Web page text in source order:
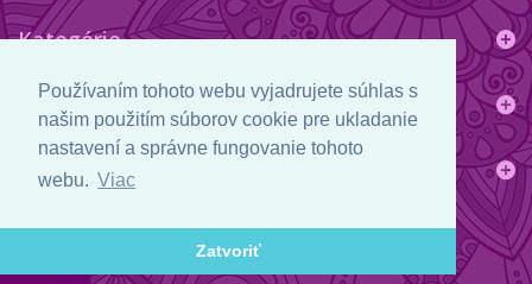
Používaním tohoto webu vyjadrujete súhlas s
našim použitím súborov cookie pre ukladanie
nastavení a správne fungovanie tohoto
webu. Viac
Zatvoriť
Kategórie
Informácie
Informácie o obchode